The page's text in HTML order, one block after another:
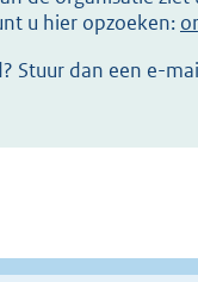
u hier opzoeken:
Stuur dan een e-